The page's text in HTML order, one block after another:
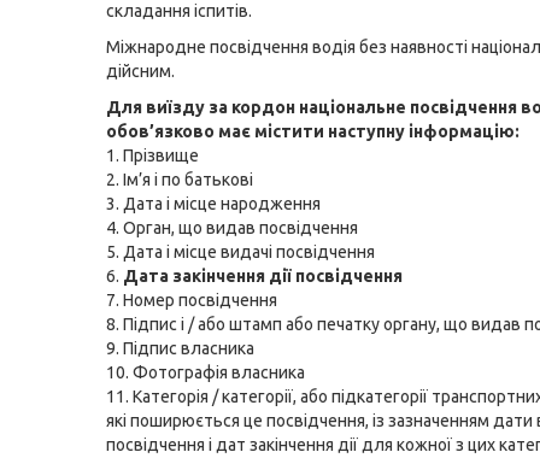
складання іспитів.
Міжнародне посвідчення водія без наявності
дійсним.
Для виїзду за кордон національне посвідчення
обов’язково має містити наступну інформацію:
1. Прізвище
2. Ім’я і по батькові
3. Дата і місце народження
4. Орган, що видав посвідчення
5. Дата і місце видачі посвідчення
6. Дата закінчення дії посвідчення
7. Номер посвідчення
8. Підпис і / або штамп або печатку органу, що видав
9. Підпис власника
10. Фотографія власника
11. Категорія / категорії, або підкатегорії
які поширюється це посвідчення, із зазначенням дати
посвідчення і дат закінчення дії для кожної з цих